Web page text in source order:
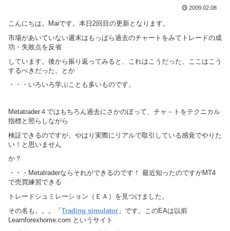
2009.02.08
こんにちは。Maiです。本日2回目の更新となります。
市場があいていない週末はもっぱら過去のチャートをみてトレードの成
功・失敗点を反省
しています。後から振り返ってみると、これはこうだった、ここはこう
するべきだった、とか
・・・いろいろ学ぶことも多いものです。
Metatrader４ではもちろん過去にさかのぼって、チャ－トをテクニカル
指標と照らしながら
検証できるのですが、やはり実際にリアルで取引している感覚でやりた
い！と思いません
か？
・・・Metatraderならそれができるのです！ 最近知ったのですがMT4
で売買練習できる
トレードシュミレーション（ＥＡ）を見つけました。
その名も。。。「Trading simulator 」です。このEAは以前
Learnforexhome.com というサイト